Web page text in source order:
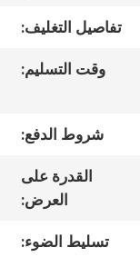
اتصل
أخبار
القضايا
تفاصيل التغليف:
وقت التسليم:
شروط الدفع:
القدرة على
العرض:
تسليط الضوء: